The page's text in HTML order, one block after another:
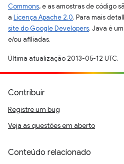
Commons, e as amostras de código
a Licença Apache 2.0. Para mais
site do Google Developers. Java é
e/ou afiliadas.
Última atualização 2013-05-12 UTC.
Contribuir
Registre um bug
Veja as questões em aberto
Conteúdo relacionado